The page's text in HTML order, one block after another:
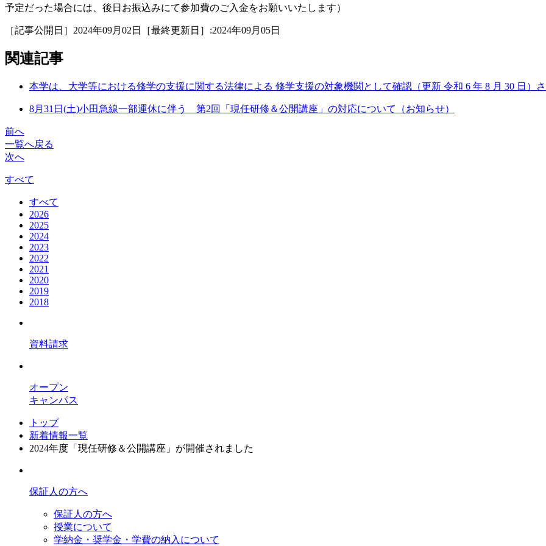
予定だった場合には、後日お振込みにて参加費のご入金をお願いいたします）
［記事公開日］2024年09月02日［最終更新日］:2024年09月05日
関連記事
本学は、大学等における修学の支援に関する法律による 修学支援の対象機関として確認（更新 令和 6 年 8 月 30 日）
8月31日(土)小田急線一部運休に伴う 第2回「現任研修＆公開講座」の対応について（お知らせ）
前へ
一覧へ戻る
次へ
すべて
すべて
2026
2025
2024
2023
2022
2021
2020
2019
2018
資料請求
オープン
キャンパス
トップ
新着情報一覧
2024年度「現任研修＆公開講座」が開催されました
保証人の方へ
保証人の方へ
授業について
学納金・奨学金・学費の納入について